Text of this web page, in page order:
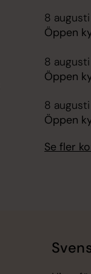
8
Öppen
8
Öppen
8
Öppen
Se fler